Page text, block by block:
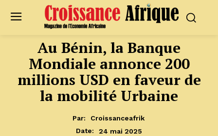
Au Bénin, la Banque
Mondiale annonce 200
millions USD en faveur de
la mobilité Urbaine
Par:
Croissanceafrik
Date:
24 mai 2025